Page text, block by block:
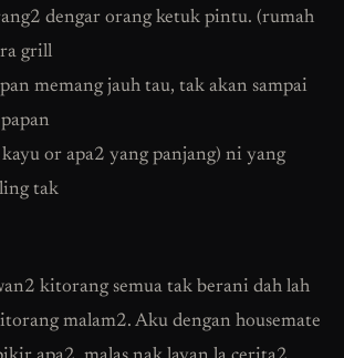
dengar orang ketuk pintu. (rumah
grill
memang jauh tau, tak akan sampai
or apa2 yang panjang) ni yang
tak
kitorang semua tak berani dah lah
malam2. Aku dengan housemate